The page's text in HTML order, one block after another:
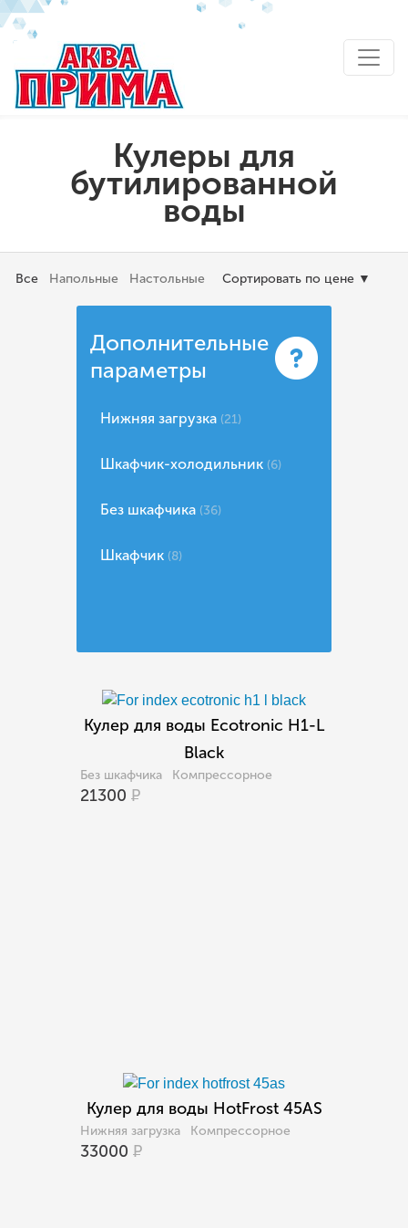
Кулеры для
бутилированной
воды
Все Напольные Настольные Сортировать по цене ▼
Дополнительные
параметры
Нижняя загрузка (21)
Шкафчик-холодильник (6)
Без шкафчика (36)
Шкафчик (8)
Кулер для воды Ecotronic H1-L
Black
Без шкафчика Компрессорное
21300 Р
Кулер для воды HotFrost 45AS
Нижняя загрузка Компрессорное
33000 Р